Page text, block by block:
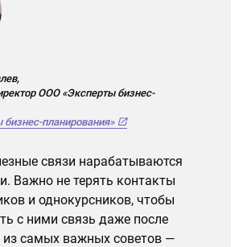
ООО «Эксперты бизнес-
планирования»
связи нарабатываются
Важно не терять контакты
и однокурсников, чтобы
с ними связь даже после
самых важных советов —